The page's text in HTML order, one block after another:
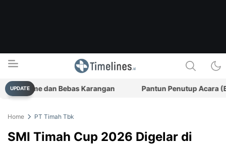
Timelines.id
Media Literasi, Sejarah & Budaya
UPDATE
Time dan Bebas Karangan Pantun Penutup Acara
Home PT Timah Tbk
SMI Timah Cup 2026 Digelar di